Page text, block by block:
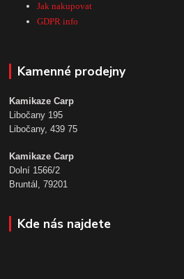
Jak nakupovat
GDPR info
Kamenné prodejny
Kamikaze Carp
Libočany 195
Libočany, 439 75
Kamikaze Carp
Dolní 1566/2
Bruntál, 79201
Kde nás najdete